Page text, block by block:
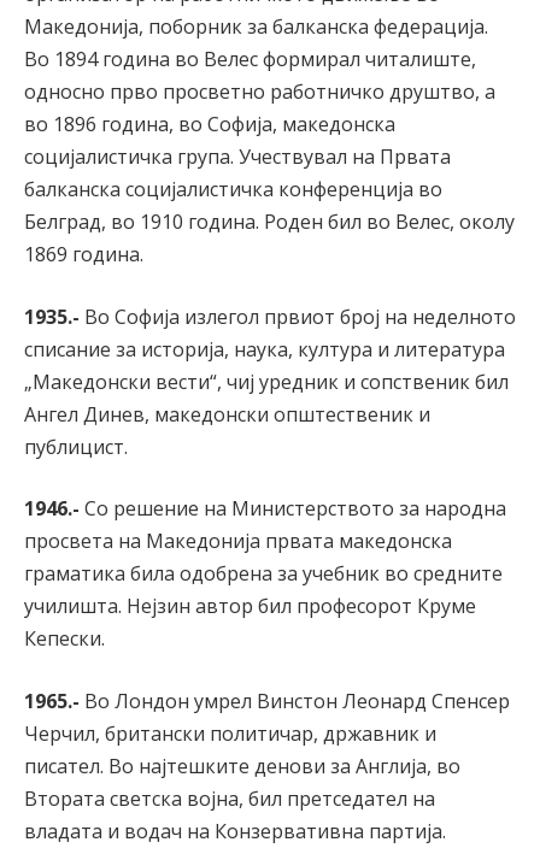
Македонија, поборник за балканска федерација.
Во 1894 година во Велес формирал читалиште,
односно прво просветно работничко друштво, а
во 1896 година, во Софија, македонска
социјалистичка група. Учествувал на Првата
балканска социјалистичка конференција во
Белград, во 1910 година. Роден бил во Велес, околу
1869 година.
1935.- Во Софија излегол првиот број на неделното
списание за историја, наука, култура и литература
„Македонски вести“, чиј уредник и сопственик бил
Ангел Динев, македонски општественик и
публицист.
1946.- Со решение на Министерството за народна
просвета на Македонија првата македонска
граматика била одобрена за учебник во средните
училишта. Нејзин автор бил професорот Круме
Кепески.
1965.- Во Лондон умрел Винстон Леонард Спенсер
Черчил, британски политичар, државник и
писател. Во најтешките денови за Англија, во
Втората светска војна, бил претседател на
владата и водач на Конзервативна партија.